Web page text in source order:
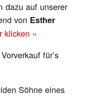
dazu auf unserer
von Esther
klicken »
für’s
Söhne eines